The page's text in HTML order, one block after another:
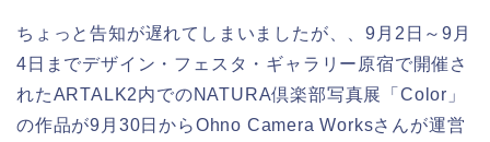
ちょっと告知が遅れてしまいましたが、、9月2日～9月
4日までデザイン・フェスタ・ギャラリー原宿で開催さ
れたARTALK2内でのNATURA倶楽部写真展「Color」
の作品が9月30日からOhno Camera Worksさんが運営